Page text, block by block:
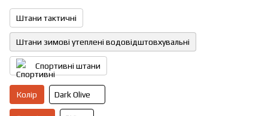
Штани тактичні
Штани зимові утеплені водовідштовхувальні
Спортивні штани
Колір Dark Olive